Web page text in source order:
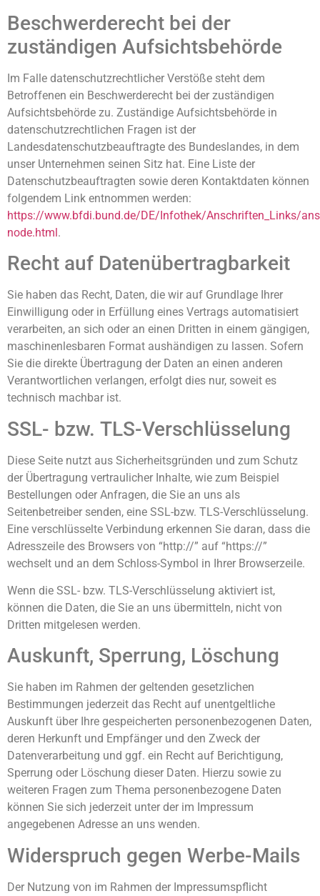
Beschwerderecht bei der
zuständigen Aufsichtsbehörde
Im Falle datenschutzrechtlicher Verstöße steht dem
Betroffenen ein Beschwerderecht bei der zuständigen
Aufsichtsbehörde zu. Zuständige Aufsichtsbehörde in
datenschutzrechtlichen Fragen ist der
Landesdatenschutzbeauftragte des Bundeslandes, in dem
unser Unternehmen seinen Sitz hat. Eine Liste der
Datenschutzbeauftragten sowie deren Kontaktdaten können
folgendem Link entnommen werden:
https://www.bfdi.bund.de/DE/Infothek/Anschriften_Links/
node.html.
Recht auf Datenübertragbarkeit
Sie haben das Recht, Daten, die wir auf Grundlage Ihrer
Einwilligung oder in Erfüllung eines Vertrags automatisiert
verarbeiten, an sich oder an einen Dritten in einem gängigen,
maschinenlesbaren Format aushändigen zu lassen. Sofern
Sie die direkte Übertragung der Daten an einen anderen
Verantwortlichen verlangen, erfolgt dies nur, soweit es
technisch machbar ist.
SSL- bzw. TLS-Verschlüsselung
Diese Seite nutzt aus Sicherheitsgründen und zum Schutz
der Übertragung vertraulicher Inhalte, wie zum Beispiel
Bestellungen oder Anfragen, die Sie an uns als
Seitenbetreiber senden, eine SSL-bzw. TLS-Verschlüsselung.
Eine verschlüsselte Verbindung erkennen Sie daran, dass die
Adresszeile des Browsers von “http://” auf “https://”
wechselt und an dem Schloss-Symbol in Ihrer Browserzeile.
Wenn die SSL- bzw. TLS-Verschlüsselung aktiviert ist,
können die Daten, die Sie an uns übermitteln, nicht von
Dritten mitgelesen werden.
Auskunft, Sperrung, Löschung
Sie haben im Rahmen der geltenden gesetzlichen
Bestimmungen jederzeit das Recht auf unentgeltliche
Auskunft über Ihre gespeicherten personenbezogenen Daten,
deren Herkunft und Empfänger und den Zweck der
Datenverarbeitung und ggf. ein Recht auf Berichtigung,
Sperrung oder Löschung dieser Daten. Hierzu sowie zu
weiteren Fragen zum Thema personenbezogene Daten
können Sie sich jederzeit unter der im Impressum
angegebenen Adresse an uns wenden.
Widerspruch gegen Werbe-Mails
Der Nutzung von im Rahmen der Impressumspflicht